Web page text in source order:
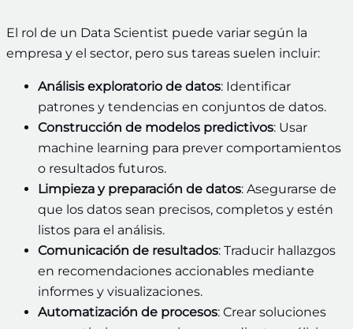
El rol de un Data Scientist puede variar según la
empresa y el sector, pero sus tareas suelen incluir:
Análisis exploratorio de datos: Identificar
patrones y tendencias en conjuntos de datos.
Construcción de modelos predictivos: Usar
machine learning para prever comportamientos
o resultados futuros.
Limpieza y preparación de datos: Asegurarse de
que los datos sean precisos, completos y estén
listos para el análisis.
Comunicación de resultados: Traducir hallazgos
en recomendaciones accionables mediante
informes y visualizaciones.
Automatización de procesos: Crear soluciones